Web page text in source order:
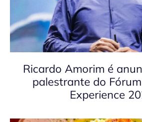
Ricardo Amorim é
palestrante do
Experience